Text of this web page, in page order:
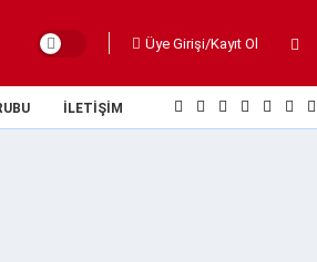
Üye Girişi/Kayıt Ol
İLETIŞIM